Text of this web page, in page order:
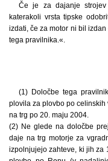
Če je za dajanje
katerakoli vrsta tipske
izdati, če za motor ni bil
tega pravilnika.«.
(1) Določbe tega
plovila za plovbo po
na trg po 20. maju 2004.
(2) Ne glede na določbe
daje na trg motorje za
izpolnjujejo zahteve, ki jih za